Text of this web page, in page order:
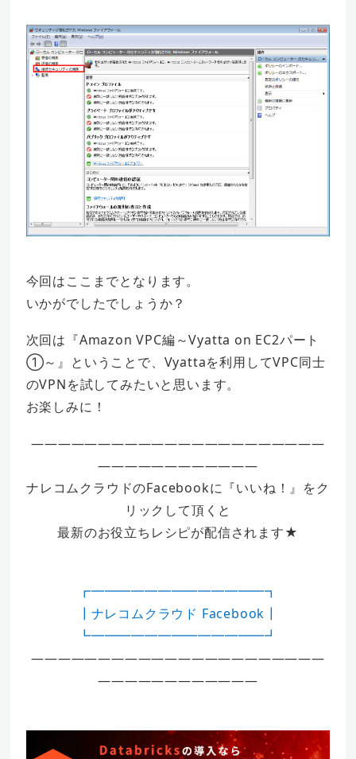
今回はここまでとなります。
いかがでしたでしょうか？
次回は『Amazon VPC編～Vyatta on EC2パート
①～』ということで、Vyattaを利用してVPC同士
のVPNを試してみたいと思います。
お楽しみに！
——————————————————————
————————————
ナレコムクラウドのFacebookに『いいね！』をク
リックして頂くと
最新のお役立ちレシピが配信されます★
┏━━━━━━━━━━━━━┓
┃ナレコムクラウド Facebook┃
┗━━━━━━━━━━━━━┛
——————————————————————
————————————